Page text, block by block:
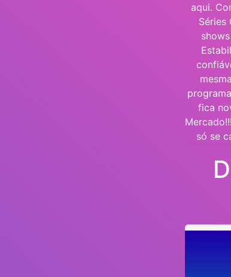
aqui.
Séries
fica
só se